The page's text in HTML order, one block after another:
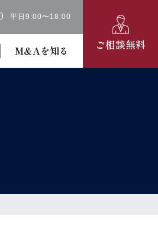
平日9:00〜18:00
M&Aを知る ご相談無料